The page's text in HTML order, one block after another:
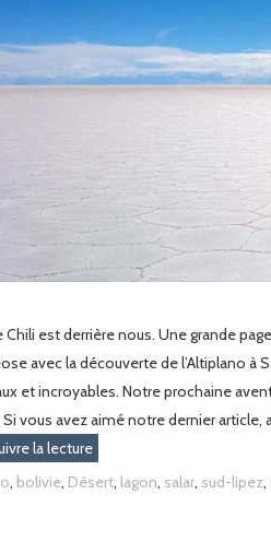
Chili est derrière nous. Une grande
avec la découverte de l’Altiplano à
et incroyables. Notre prochaine
vous avez aimé notre dernier article,
la lecture
, bolivie, Désert, lagon, salar, sud-lipez,